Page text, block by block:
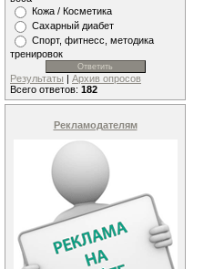
Кожа / Косметика
Сахарный диабет
Спорт, фитнесс, методика
тренировок
Результаты | Архив опросов
Всего ответов: 182
Рекламодателям